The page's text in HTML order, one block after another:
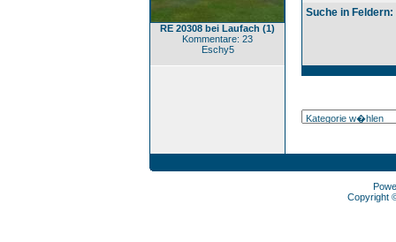
RE 20308 bei Laufach (1)
Kommentare: 23
Eschy5
Suche in Feldern:
Copyright